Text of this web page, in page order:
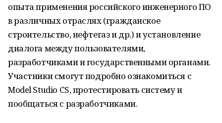
опыта применения российского инженерного ПО
в различных отраслях (гражданское
строительство, нефтегаз и др.) и установление
диалога между пользователями,
разработчиками и государственными органами.
Участники смогут подробно ознакомиться с
Model Studio CS, протестировать систему и
пообщаться с разработчиками.